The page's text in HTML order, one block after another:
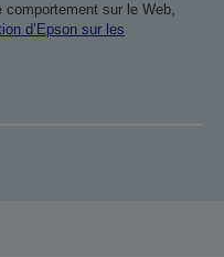
sur le Web,
d’Epson sur les